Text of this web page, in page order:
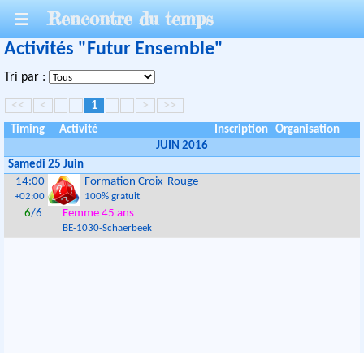
Rencontre du temps
Activités "Futur Ensemble"
Tri par :
<< < 1 > >>
Timing Activité Inscription
Organisation
JUIN 2016
Samedi 25 Juin
14:00
+02:00
Formation Croix-Rouge
100% gratuit
6/6 Femme 45 ans
BE-1030-Schaerbeek